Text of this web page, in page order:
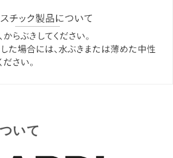
いて